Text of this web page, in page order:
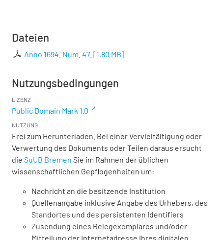
Dateien
Anno 1694. Num. 47. [1,80 MB]
Nutzungsbedingungen
LIZENZ
Public Domain Mark 1.0
NUTZUNG
Frei zum Herunterladen. Bei einer Vervielfältigung oder
Verwertung des Dokuments oder Teilen daraus ersucht
die SuUB Bremen Sie im Rahmen der üblichen
wissenschaftlichen Gepflogenheiten um:
Nachricht an die besitzende Institution
Quellenangabe inklusive Angabe des Urhebers, des
Standortes und des persistenten Identifiers
Zusendung eines Belegexemplares und/oder
Mitteilung der Internetadresse Ihres digitalen